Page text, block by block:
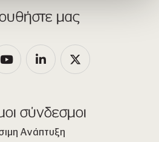
μας
σύνδεσμοι
Ανάπτυξη